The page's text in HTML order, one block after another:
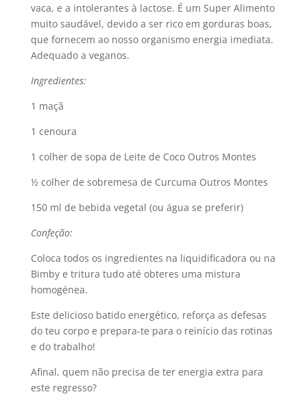
vaca, e a intolerantes à lactose. É um Super Alimento
muito saudável, devido a ser rico em gorduras boas,
que fornecem ao nosso organismo energia imediata.
Adequado a veganos.
Ingredientes:
1 maçã
1 cenoura
1 colher de sopa de Leite de Coco Outros Montes
½ colher de sobremesa de Curcuma Outros Montes
150 ml de bebida vegetal (ou água se preferir)
Confeção:
Coloca todos os ingredientes na liquidificadora ou na
Bimby e tritura tudo até obteres uma mistura
homogénea.
Este delicioso batido energético, reforça as defesas
do teu corpo e prepara-te para o reinício das rotinas
e do trabalho!
Afinal, quem não precisa de ter energia extra para
este regresso?